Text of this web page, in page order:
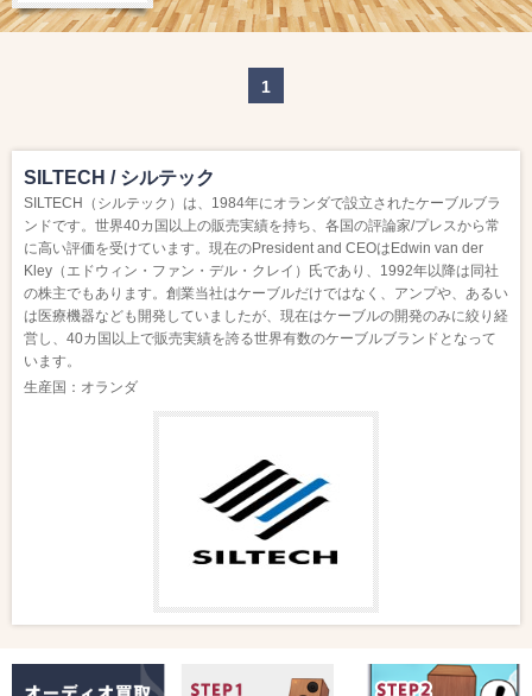
1
SILTECH / シルテック
SILTECH（シルテック）は、1984年にオランダで設立されたケーブルブラ
ンドです。世界40カ国以上の販売実績を持ち、各国の評論家/プレスから常
に高い評価を受けています。現在のPresident and CEOはEdwin van der
Kley（エドウィン・ファン・デル・クレイ）氏であり、1992年以降は同社
の株主でもあります。創業当社はケーブルだけではなく、アンプや、あるい
は医療機器なども開発していましたが、現在はケーブルの開発のみに絞り経
営し、40カ国以上で販売実績を誇る世界有数のケーブルブランドとなって
います。
生産国：オランダ